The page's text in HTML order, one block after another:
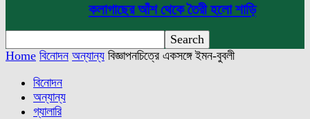
কলাগাছের আঁশ থেকে তৈরী হলো শাড়ি
Home বিনোদন অন্যান্য বিজ্ঞাপনচিত্রে একসঙ্গে ইমন-বুবলী
বিনোদন
অন্যান্য
গ্যালারি